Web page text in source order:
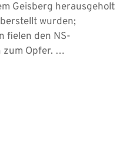
Geisberg herausgeholt
wurden;
fielen den NS-
zum Opfer. …